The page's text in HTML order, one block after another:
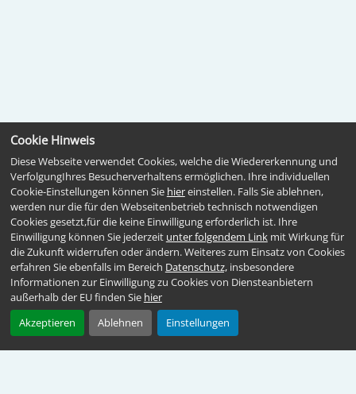
Cookie Hinweis
Diese Webseite verwendet Cookies, welche die Wiedererkennung und
VerfolgungIhres Besucherverhaltens ermöglichen. Ihre individuellen
Cookie-Einstellungen können Sie hiereinstellen. Falls Sie ablehnen,
werden nur die für den Webseitenbetrieb technisch notwendigen
Cookies gesetzt,für die keine Einwilligung erforderlich ist. Ihre
Einwilligung können Sie jederzeit unter folgendem Linkmit Wirkung für
die Zukunft widerrufen oder ändern. Weiteres zum Einsatz von Cookies
erfahren Sie ebenfalls im Bereich Datenschutz,insbesondere
Informationen zur Einwilligung zu Cookies von Diensteanbietern
außerhalb der EU finden Sie hier
Akzeptieren
Ablehnen Einstellungen